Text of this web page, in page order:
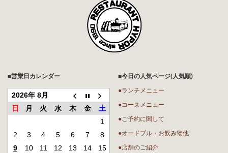
■営業日カレンダー
2026年 8月
日
月 火 水 木 金
土
1
2
3 4 5 6 7
8
9
10 11 12 13 14
15
■今日の人気ページ(人気順)
●ランチメニュー
●コースメニュー
●ご予約に関して
●オードブル・お飲み物他
●店舗のご紹介